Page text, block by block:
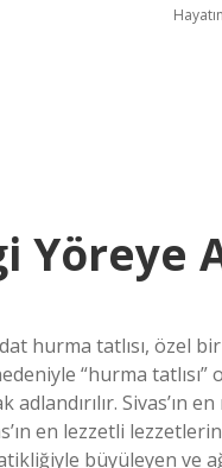
Yöreye
hurma tatlısı, özel
“hurma tatlısı”
Sivas’ın
en lezzetli
büyüleyen ve